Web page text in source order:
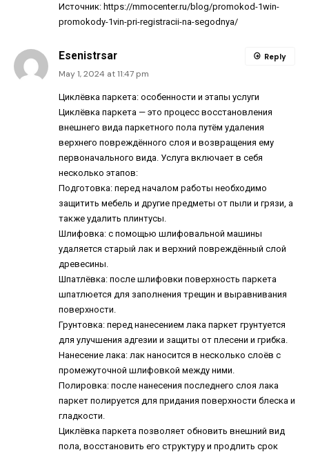
Источник: https://mmocenter.ru/blog/promokod-1win-
promokody-1vin-pri-registracii-na-segodnya/
Esenistrsar
May 1, 2024 at 11:47 pm
Циклёвка паркета: особенности и этапы услуги
Циклёвка паркета — это процесс восстановления
внешнего вида паркетного пола путём удаления
верхнего повреждённого слоя и возвращения ему
первоначального вида. Услуга включает в себя
несколько этапов:
Подготовка: перед началом работы необходимо
защитить мебель и другие предметы от пыли и грязи, а
также удалить плинтусы.
Шлифовка: с помощью шлифовальной машины
удаляется старый лак и верхний повреждённый слой
древесины.
Шпатлёвка: после шлифовки поверхность паркета
шпатлюется для заполнения трещин и выравнивания
поверхности.
Грунтовка: перед нанесением лака паркет грунтуется
для улучшения адгезии и защиты от плесени и грибка.
Нанесение лака: лак наносится в несколько слоёв с
промежуточной шлифовкой между ними.
Полировка: после нанесения последнего слоя лака
паркет полируется для придания поверхности блеска и
гладкости.
Циклёвка паркета позволяет обновить внешний вид
пола, восстановить его структуру и продлить срок
Reply